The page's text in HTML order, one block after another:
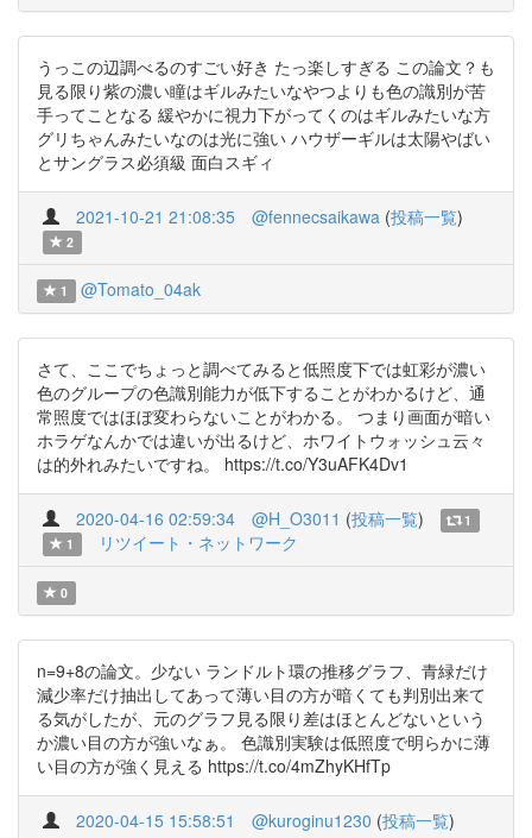
うっこの辺調べるのすごい好き たっ楽しすぎる この論文？も
見る限り紫の濃い瞳はギルみたいなやつよりも色の識別が苦
手ってことなる 緩やかに視力下がってくのはギルみたいな方
グリちゃんみたいなのは光に強い ハウザーギルは太陽やばい
とサングラス必須級 面白スギィ
2021-10-21 21:08:35 @fennecsaikawa (投稿一覧)
2
1 @Tomato_04ak
さて、ここでちょっと調べてみると低照度下では虹彩が濃い
色のグループの色識別能力が低下することがわかるけど、通
常照度ではほぼ変わらないことがわかる。 つまり画面が暗い
ホラゲなんかでは違いが出るけど、ホワイトウォッシュ云々
は的外れみたいですね。 https://t.co/Y3uAFK4Dv1
2020-04-16 02:59:34 @H_O3011 (投稿一覧)
1
1
リツイート・ネットワーク
0
n=9+8の論文。少ない ランドルト環の推移グラフ、青緑だけ
減少率だけ抽出してあって薄い目の方が暗くても判別出来て
る気がしたが、元のグラフ見る限り差はほとんどないという
か濃い目の方が強いなぁ。 色識別実験は低照度で明らかに薄
い目の方が強く見える https://t.co/4mZhyKHfTp
2020-04-15 15:58:51 @kuroginu1230 (投稿一覧)